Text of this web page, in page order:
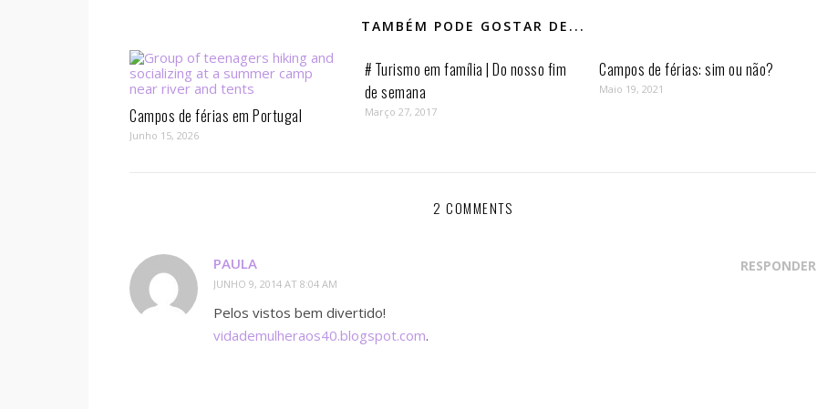
TAMBÉM PODE GOSTAR DE...
Campos de férias em Portugal
Junho 15, 2026
# Turismo em família | Do nosso fim
de semana
Março 27, 2017
Campos de férias: sim ou não?
Maio 19, 2021
2 COMMENTS
PAULA
JUNHO 9, 2014 AT 8:04 AM
RESPONDER
Pelos vistos bem divertido!
vidademulheraos40.blogspot.com.